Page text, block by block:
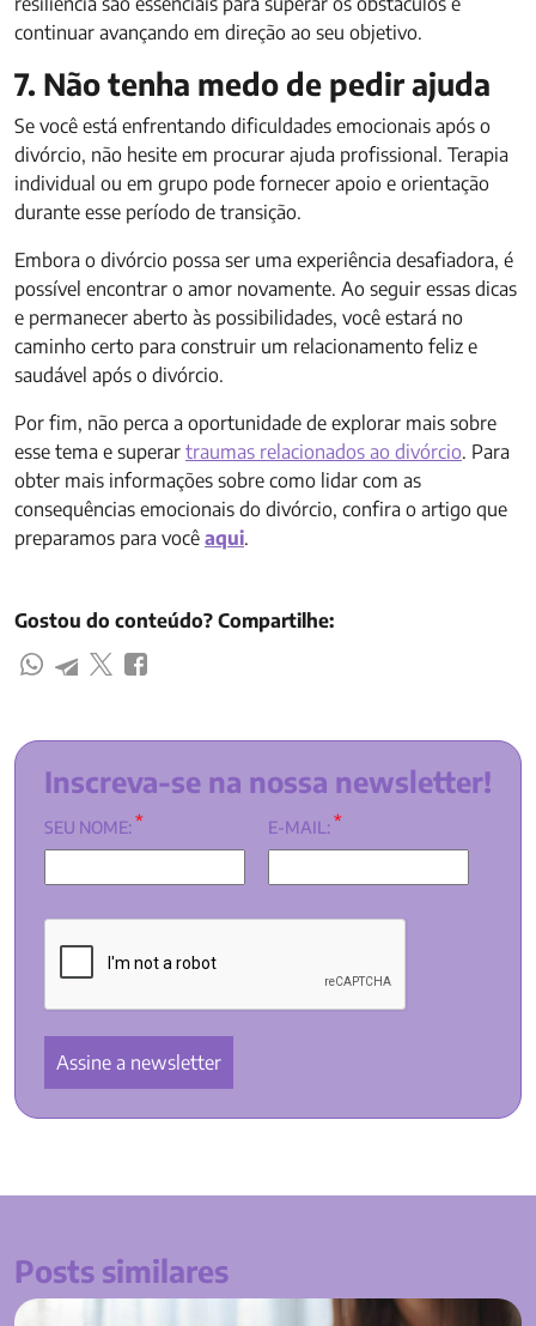
continuar avançando em direção ao seu objetivo.
7. Não tenha medo de pedir ajuda
Se você está enfrentando dificuldades emocionais após o
divórcio, não hesite em procurar ajuda profissional. Terapia
individual ou em grupo pode fornecer apoio e orientação
durante esse período de transição.
Embora o divórcio possa ser uma experiência desafiadora, é
possível encontrar o amor novamente. Ao seguir essas dicas
e permanecer aberto às possibilidades, você estará no
caminho certo para construir um relacionamento feliz e
saudável após o divórcio.
Por fim, não perca a oportunidade de explorar mais sobre
esse tema e superar traumas relacionados ao divórcio. Para
obter mais informações sobre como lidar com as
consequências emocionais do divórcio, confira o artigo que
preparamos para você aqui.
Gostou do conteúdo? Compartilhe:
Inscreva-se na nossa newsletter!
SEU NOME:* E-MAIL:*
Posts similares
Como cuidar da saúde mental pós-divórcio?